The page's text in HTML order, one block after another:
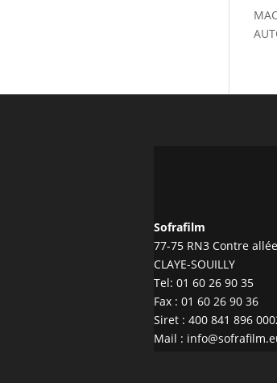
Sofrafilm
77-75 RN3 Contre
CLAYE-SOUILLY
Tel: 01 60 26 90 35
Fax : 01 60 26 90 36
Siret : 400 841 896
Mail :